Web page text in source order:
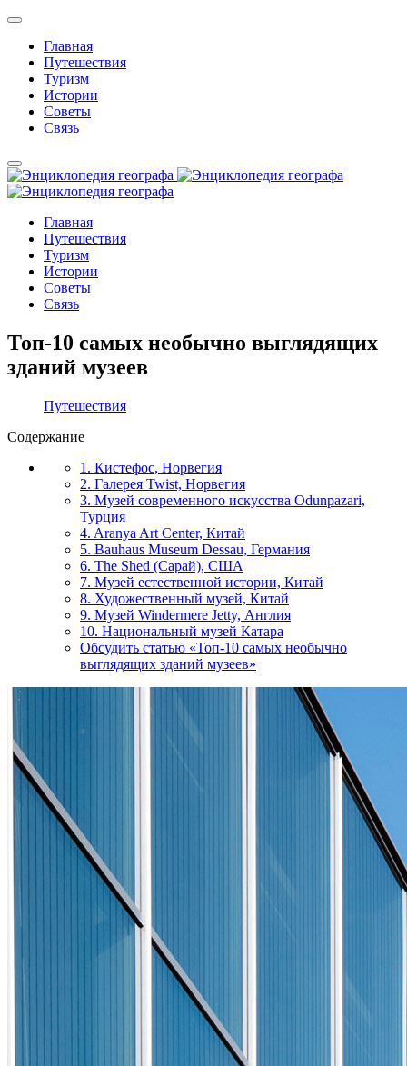
Главная
Путешествия
Туризм
Истории
Советы
Связь
Главная
Путешествия
Туризм
Истории
Советы
Связь
Топ-10 самых необычно выглядящих
зданий музеев
Путешествия
Содержание
1. Кистефос, Норвегия
2. Галерея Twist, Норвегия
3. Музей современного искусства Odunpazari,
Турция
4. Aranya Art Center, Китай
5. Bauhaus Museum Dessau, Германия
6. The Shed (Сарай), США
7. Музей естественной истории, Китай
8. Художественный музей, Китай
9. Музей Windermere Jetty, Англия
10. Национальный музей Катара
Обсудить статью «Топ-10 самых необычно
выглядящих зданий музеев»